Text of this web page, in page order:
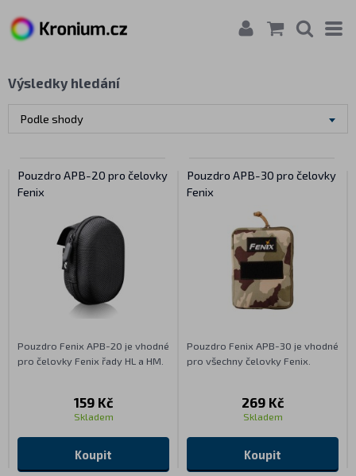
Výsledky hledání
Podle shody
Pouzdro APB-20 pro čelovky
Fenix
Pouzdro Fenix APB-20 je vhodné
pro čelovky Fenix řady HL a HM.
159 Kč
Skladem
Koupit
Pouzdro APB-30 pro čelovky
Fenix
Pouzdro Fenix APB-30 je vhodné
pro všechny čelovky Fenix.
269 Kč
Skladem
Koupit